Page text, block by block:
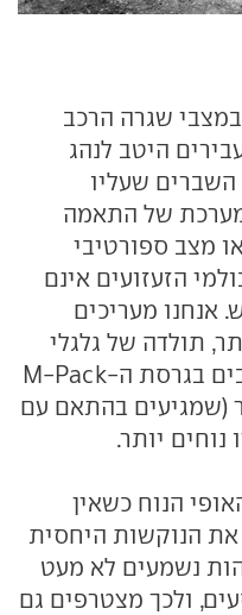
שגרה הרכב
היטב לנהג
השברים שעליו
של התאמה
מצב ספורטיבי
הזעזועים אינם
אנחנו מעריכים
תולדה של גלגלי
ה-19 אינץ' הגדולים והמעוצבים בגרסת ה-M-Pack
(שמגיעים בהתאם עם
נוחים יותר.
הנוח כשאין
את הנוקשות היחסית
נשמעים לא מעט
ולכך מצטרפים גם